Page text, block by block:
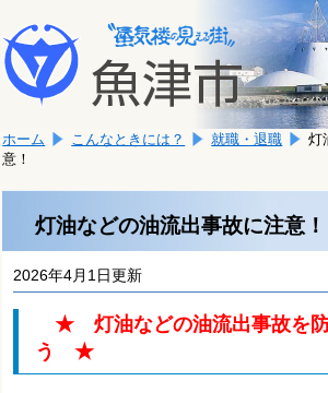
文
へ
移
ま
す。
こ
か
文
で
す。
ホーム こんなときには？ 就職・退職
灯
意！
灯油などの油流出事故に注意！
2026年4月1日更新
★ 灯油などの油流出事故を防
う ★